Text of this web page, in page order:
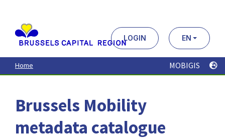
contenu
principal
LOGIN EN
Home MOBIGIS
Brussels Mobility
metadata catalogue